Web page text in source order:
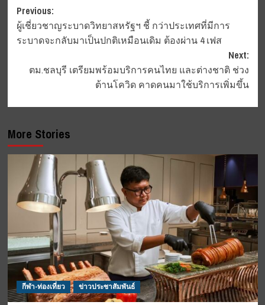
Post
navigation
Previous:
ผู้เชี่ยวชาญระบาดวิทยาสหรัฐฯ ชี้ กว่าประเทศที่มีการ
ระบาดจะกลับมาเป็นปกติเหมือนเดิม ต้องผ่าน 4 เฟส
Next:
ตม.ชลบุรี เตรียมพร้อมบริการคนไทย และต่างชาติ ช่วง
ต้านโควิด คาดคนมาใช้บริการเพิ่มขึ้น
More Stories
กีฬา-ท่องเที่ยว ข่าวประชาสัมพันธ์